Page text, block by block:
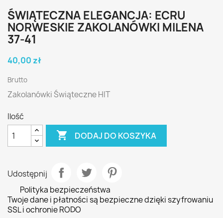
ŚWIĄTECZNA ELEGANCJA: ECRU
NORWESKIE ZAKOLANÓWKI MILENA
37-41
40,00 zł
Brutto
Zakolanówki Świąteczne HIT
Ilość
 DODAJ DO KOSZYKA
Udostępnij
Polityka bezpieczeństwa
Twoje dane i płatności są bezpieczne dzięki szyfrowaniu
SSL i ochronie RODO